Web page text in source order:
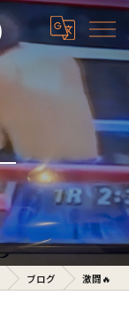
ブログ 激闘🔥